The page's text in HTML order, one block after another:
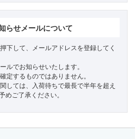
らせメールについて
下して、メールアドレスを登録してく
ルでお知らせいたします。
定するものではありません。
しては、入荷待ちで最長で半年を超え
めご了承ください。